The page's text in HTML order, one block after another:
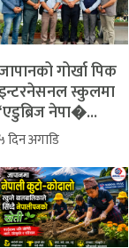
गोर्खा पिक
स्कुलमा
‘एडुब्रिज नेपा�...
दिन अगाडि